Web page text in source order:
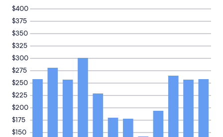
l
s
o
d
a
n
d
t
h
e
s
t
a
adultos.
Los
precios
y
la
están
sujetos
a
cambios.
Aplican
términos
adicionales.
$150
$175
$200
$225
$250
$275
$300
$325
$350
$375
$400